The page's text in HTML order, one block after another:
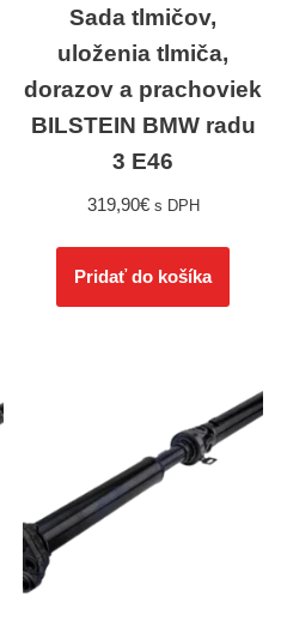
Sada tlmičov,
uloženia tlmiča,
dorazov a prachoviek
BILSTEIN BMW radu
3 E46
319,90€ s DPH
Pridať do košíka